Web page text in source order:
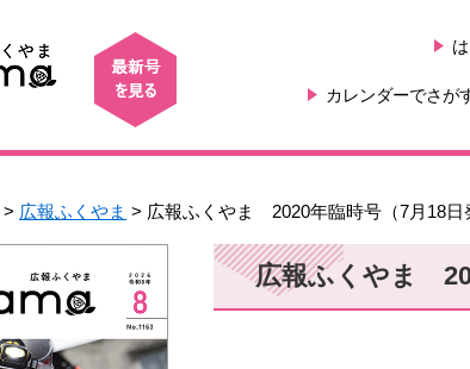
カレンダーでさが
> 広報ふくやま > 広報ふくやま 2020年臨時号（7月18日
広報ふくやま